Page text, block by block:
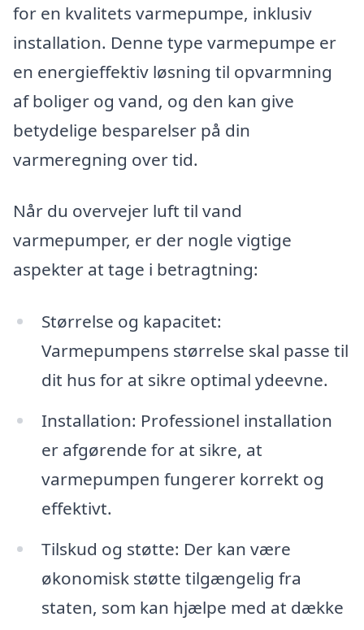
for en kvalitets varmepumpe, inklusiv
installation. Denne type varmepumpe er
en energieffektiv løsning til opvarmning
af boliger og vand, og den kan give
betydelige besparelser på din
varmeregning over tid.
Når du overvejer luft til vand
varmepumper, er der nogle vigtige
aspekter at tage i betragtning:
Størrelse og kapacitet:
Varmepumpens størrelse skal passe til
dit hus for at sikre optimal ydeevne.
Installation: Professionel installation
er afgørende for at sikre, at
varmepumpen fungerer korrekt og
effektivt.
Tilskud og støtte: Der kan være
økonomisk støtte tilgængelig fra
staten, som kan hjælpe med at dække